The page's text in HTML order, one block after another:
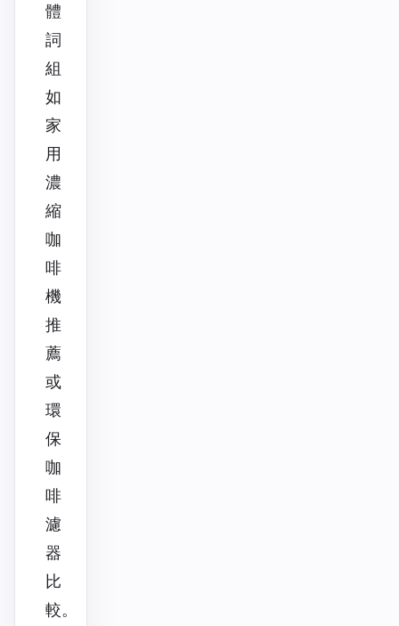
體
詞
組
如
家
用
濃
縮
咖
啡
機
推
薦
或
環
保
咖
啡
濾
器
比
較。